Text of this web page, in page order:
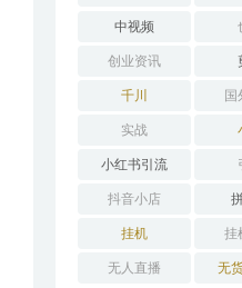
中视频
创业资讯
千川 国
实战
小红书引流
抖音小店
挂机 挂
无人直播 无